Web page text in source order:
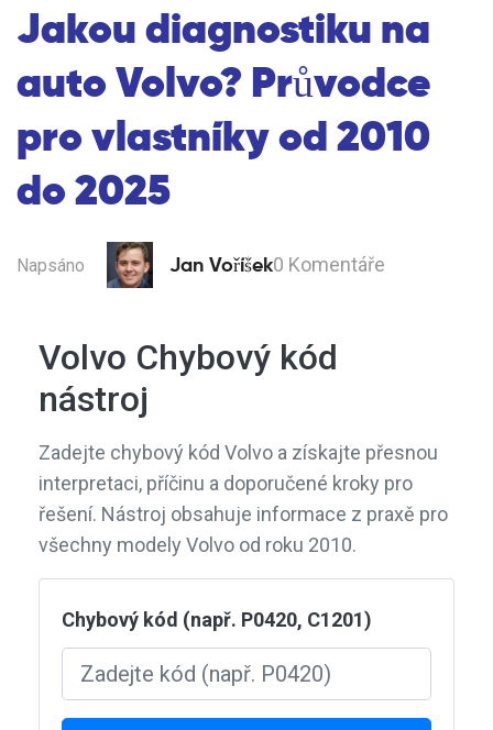
Jakou diagnostiku na
auto Volvo? Průvodce
pro vlastníky od 2010
do 2025
Napsáno Jan Voříšek0 Komentáře
Volvo Chybový kód
nástroj
Zadejte chybový kód Volvo a získajte přesnou
interpretaci, příčinu a doporučené kroky pro
řešení. Nástroj obsahuje informace z praxě pro
všechny modely Volvo od roku 2010.
Chybový kód (např. P0420, C1201)